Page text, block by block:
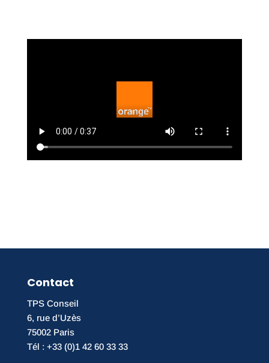
Contact
TPS Conseil
6, rue d’Uzès
75002 Paris
Tél : +33 (0)1 42 60 33 33